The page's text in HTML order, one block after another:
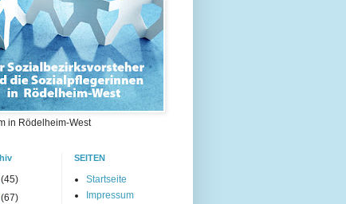
in Rödelheim-West
(45)
(67)
SEITEN
Startseite
Impressum